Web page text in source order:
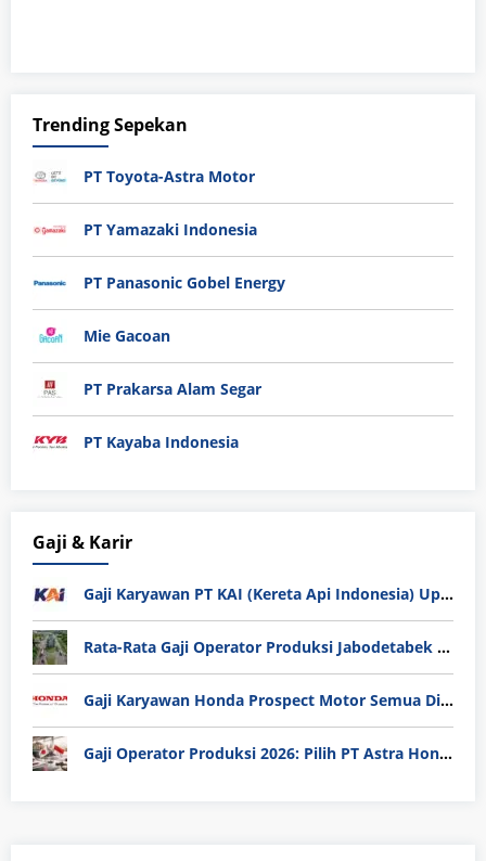
Trending Sepekan
PT Toyota-Astra Motor
PT Yamazaki Indonesia
PT Panasonic Gobel Energy
Mie Gacoan
PT Prakarsa Alam Segar
PT Kayaba Indonesia
Gaji & Karir
Gaji Karyawan PT KAI (Kereta Api Indonesia) Update 2025
Rata-Rata Gaji Operator Produksi Jabodetabek 2025: Bedah Tuntas UMK, Lemburan, dan Realita Hidup Buruh
Gaji Karyawan Honda Prospect Motor Semua Divisi
Gaji Operator Produksi 2026: Pilih PT Astra Honda Motor (AHM) atau Manufaktur di Jepang?